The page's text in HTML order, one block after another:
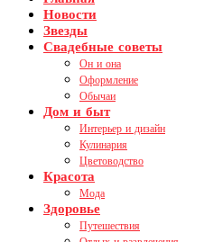
Новости
Звезды
Свадебные советы
Он и она
Оформление
Обычаи
Дом и быт
Интерьер и дизайн
Кулинария
Цветоводство
Красота
Мода
Здоровье
Путешествия